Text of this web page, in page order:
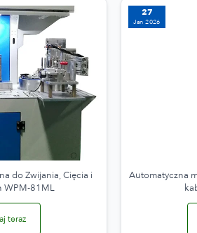
do Zwijania, Cięcia i
WPM-81ML
teraz
27
Jan 2026
Automatyczna